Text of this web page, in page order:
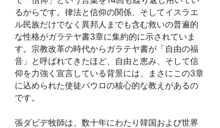
るからです。律法と信仰の関係、そしてイスラエ
ル民族だけでなく異邦人までも含む救いの普遍的
な性格がガラテヤ書3章に集約的に示されていま
す。宗教改革の時代からガラテヤ書が「自由の福
音」と呼ばれてきたほど、自由と恵み、そして信
仰を力強く宣言している背景には、まさにこの3章
に込められた使徒パウロの核心的な教えがあるの
です。
張ダビデ牧師は、数十年にわたり韓国および世界